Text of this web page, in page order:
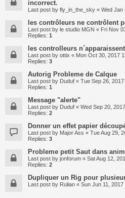
incorrect.
Last post by fly_in_the_sky « Wed Jan
les contrôleurs ne contrôlent
Last post by le studio MGN « Fri Nov
Replies: 1
les controlleurs
Last post by ottix « Mon Oct 30, 2017
Replies: 3
Autorig Probleme de Calque
Last post by Duduf « Tue Sep 26,
Replies: 1
Message "alerte"
Last post by Duduf « Wed Sep 20,
Replies: 2
Donner un effet papier
Last post by Major Ass « Tue Aug 29,
Replies: 3
Probleme petit Saut dans
Last post by jonforum « Sat Aug 12,
Replies: 2
Dupliquer un Rig pour
Last post by Rulian « Sun Jun 11, 2017